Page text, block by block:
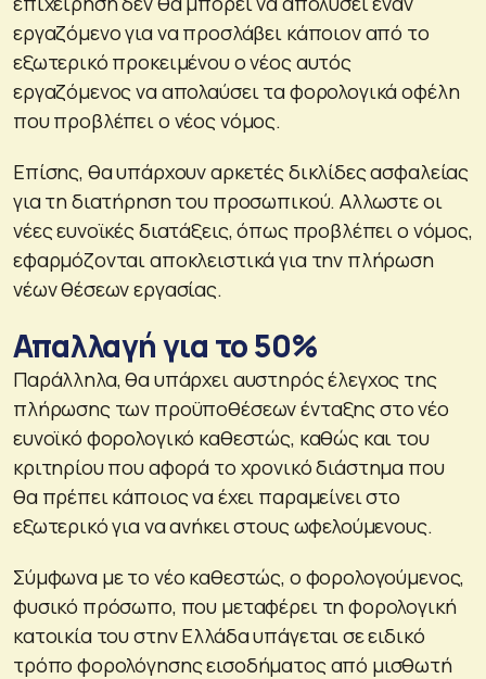
εργαζόμενο για να προσλάβει κάποιον από το
εξωτερικό προκειμένου ο νέος αυτός
εργαζόμενος να απολαύσει τα φορολογικά οφέλη
που προβλέπει ο νέος νόμος.
Επίσης, θα υπάρχουν αρκετές δικλίδες ασφαλείας
για τη διατήρηση του προσωπικού. Αλλωστε οι
νέες ευνοϊκές διατάξεις, όπως προβλέπει ο νόμος,
εφαρμόζονται αποκλειστικά για την πλήρωση
νέων θέσεων εργασίας.
Απαλλαγή για το 50%
Παράλληλα, θα υπάρχει αυστηρός έλεγχος της
πλήρωσης των προϋποθέσεων ένταξης στο νέο
ευνοϊκό φορολογικό καθεστώς, καθώς και του
κριτηρίου που αφορά το χρονικό διάστημα που
θα πρέπει κάποιος να έχει παραμείνει στο
εξωτερικό για να ανήκει στους ωφελούμενους.
Σύμφωνα με το νέο καθεστώς, ο φορολογούμενος,
φυσικό πρόσωπο, που μεταφέρει τη φορολογική
κατοικία του στην Ελλάδα υπάγεται σε ειδικό
τρόπο φορολόγησης εισοδήματος από μισθωτή